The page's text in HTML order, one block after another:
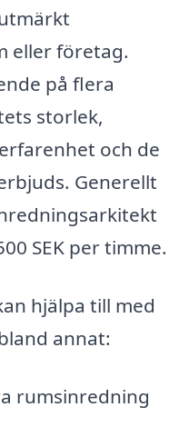
eller företag.
på flera
storlek,
och de
Generellt
SEK per timme.
hjälpa till med
annat:
rumsinredning